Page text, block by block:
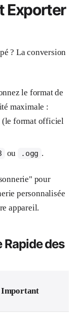
Exporter
? La conversion
le format de
maximale :
(le format officiel
ou .ogg .
pour
personnalisée
appareil.
Rapide des
Important